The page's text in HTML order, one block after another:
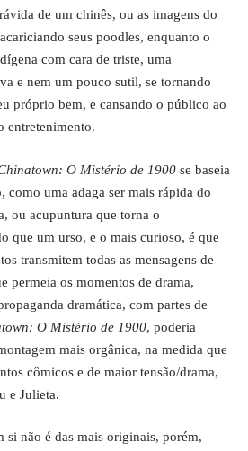
de um chinês, ou as imagens do
seus poodles, enquanto o
com cara de triste, uma
e nem um pouco sutil, se tornando
próprio bem, e cansando o público ao
entretenimento.
O Mistério de 1900 se baseia
como uma adaga ser mais rápida do
ou acupuntura que torna o
que um urso, e o mais curioso, é que
transmitem todas as mensagens de
permeia os momentos de drama,
dramática, com partes de
O Mistério de 1900, poderia
mais orgânica, na medida que
cômicos e de maior tensão/drama,
e Julieta.
si não é das mais originais, porém,